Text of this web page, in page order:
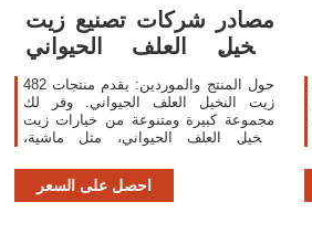
مصادر شركات تصنيع زيت
النخيل العلف الحيواني
حول المنتج والموردين: يقدم منتجات 482
زيت النخيل العلف الحيواني. وفر لك
مجموعة كبيرة ومتنوعة من خيارات زيت
النخيل العلف الحيواني، مثل ماشية،
العلف الحيواني من المورِّدين في
Southeast Asia.
احصل على السعر